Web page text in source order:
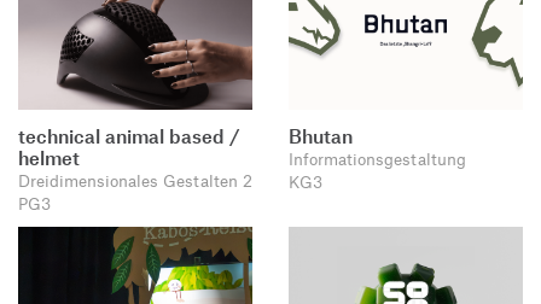
technical animal based /
helmet
Dreidimensionales Gestalten 2
PG3
Bhutan
Informationsgestaltung
KG3